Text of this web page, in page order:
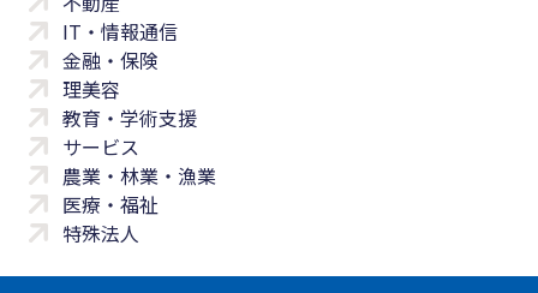
IT・情報通信
金融・保険
理美容
教育・学術支援
サービス
農業・林業・漁業
医療・福祉
特殊法人